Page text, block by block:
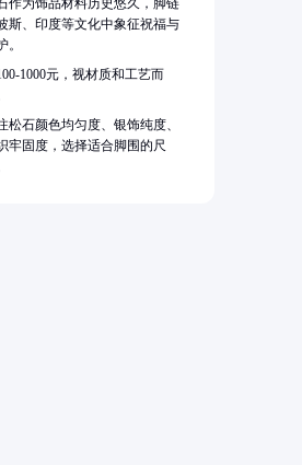
斯、印度等文化中象征祝福与
。
1000元，视材质和工艺而
松石颜色均匀度、银饰纯度、
牢固度，选择适合脚围的尺